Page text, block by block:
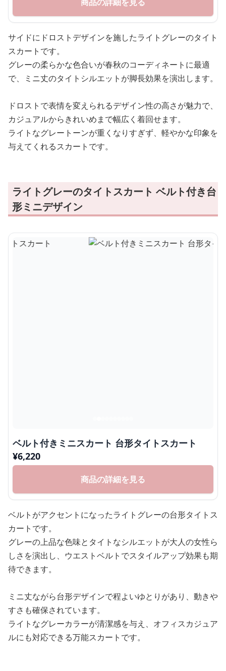
サイドにドロストデザインを施したライトグレーのタイト
スカートです。
グレーの柔らかな色合いが春秋のコーディネートに最適
で、ミニ丈のタイトシルエットが脚長効果を演出します。
ドロストで表情を変えられるデザイン性の高さが魅力で、
カジュアルからきれいめまで幅広く着回せます。
ライトなグレートーンが重くなりすぎず、軽やかな印象を
与えてくれるスカートです。
ライトグレーのタイトスカート ベルト付き台
形ミニデザイン
ベルト付きミニスカート 台形タイトスカート
¥6,220
商品の詳細を見る
ベルトがアクセントになったライトグレーの台形タイトス
カートです。
グレーの上品な色味とタイトなシルエットが大人の女性ら
しさを演出し、ウエストベルトでスタイルアップ効果も期
待できます。
ミニ丈ながら台形デザインで程よいゆとりがあり、動きや
すさも確保されています。
ライトなグレーカラーが清潔感を与え、オフィスカジュア
ルにも対応できる万能スカートです。